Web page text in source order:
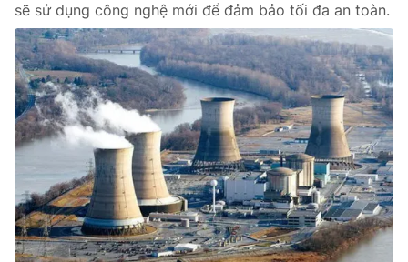
sẽ sử dụng công nghệ mới để đảm bảo tối đa an toàn.